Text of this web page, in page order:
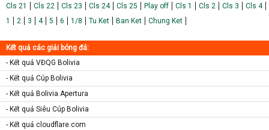
Cls 21
Cls 22 Cls 23 Cls 24 Cls 25 Play off Cls 1 Cls 2 Cls 3
Cls 4
1
2 3 4 5 6 1/8 Tu Ket Ban Ket Chung Ket
Kết quả các giải bóng đá:
- Kết quả VĐQG Bolivia
- Kết quả Cúp Bolivia
- Kết quả Bolivia Apertura
- Kết quả Siêu Cúp Bolivia
- Kết quả cloudflare.com